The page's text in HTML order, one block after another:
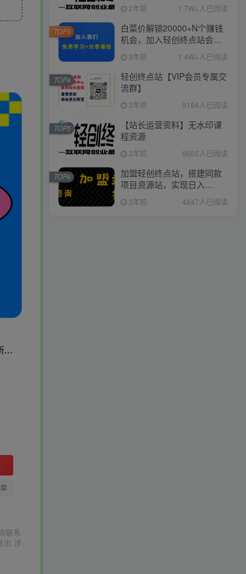
外边收费399的小红书新玩法，虚似商品之拼多多助力项目，单号100+的课程解析【揭秘】
联系
出 涉
2年前 1.7W+人已阅读
白菜价解锁20000+N个赚钱
机会，加入轻创终点站会
员，全站资源免费学习。
3年前 1.4W+人已阅读
TOP3
轻创终点站【VIP会员专属交
流群】
3年前 9184人已阅读
TOP4
【站长运营资料】无水印课
程资源
3年前 6665人已阅读
TOP5
加盟轻创终点站，搭建同款
项目资源站，实现日入
2000+
3年前 4847人已阅读
TOP6